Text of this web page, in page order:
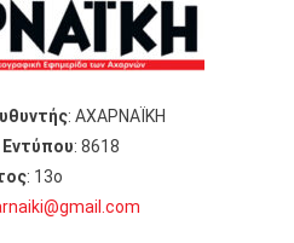
: ΑΧΑΡΝΑΪΚΗ
: 8618
: 13ο